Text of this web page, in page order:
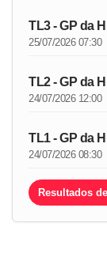
TL3 - GP da
25/07/2026 07:30
TL2 - GP da
24/07/2026 12:00
TL1 - GP da
24/07/2026 08:30
Resultados